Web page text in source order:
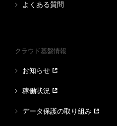
よくある質問
クラウド基盤情報
お知らせ
稼働状況
データ保護の取り組み